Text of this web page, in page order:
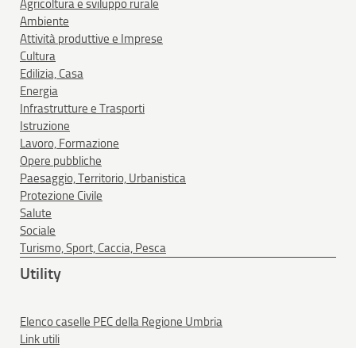
Agricoltura e sviluppo rurale
Ambiente
Attività produttive e Imprese
Cultura
Edilizia, Casa
Energia
Infrastrutture e Trasporti
Istruzione
Lavoro, Formazione
Opere pubbliche
Paesaggio, Territorio, Urbanistica
Protezione Civile
Salute
Sociale
Turismo, Sport, Caccia, Pesca
Utility
Elenco caselle PEC della Regione Umbria
Link utili